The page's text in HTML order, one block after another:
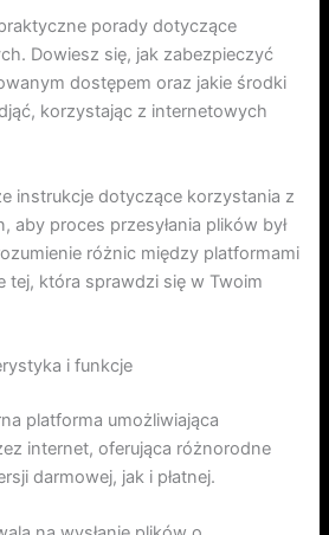
porady dotyczące
Dowiesz się, jak zabezpieczyć
dostępem oraz jakie środki
korzystając z internetowych
instrukcje dotyczące korzystania z
aby proces przesyłania plików był
różnic między platformami
tej, która sprawdzi się w Twoim
i funkcje
platforma umożliwiająca
internet, oferująca różnorodne
darmowej, jak i płatnej.